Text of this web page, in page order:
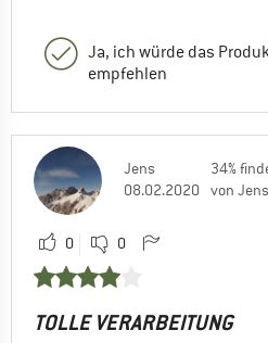
Ja, ich würde das
empfehlen
Jens
08.02.2020
34%
von
0 0
TOLLE VERARBEITUNG